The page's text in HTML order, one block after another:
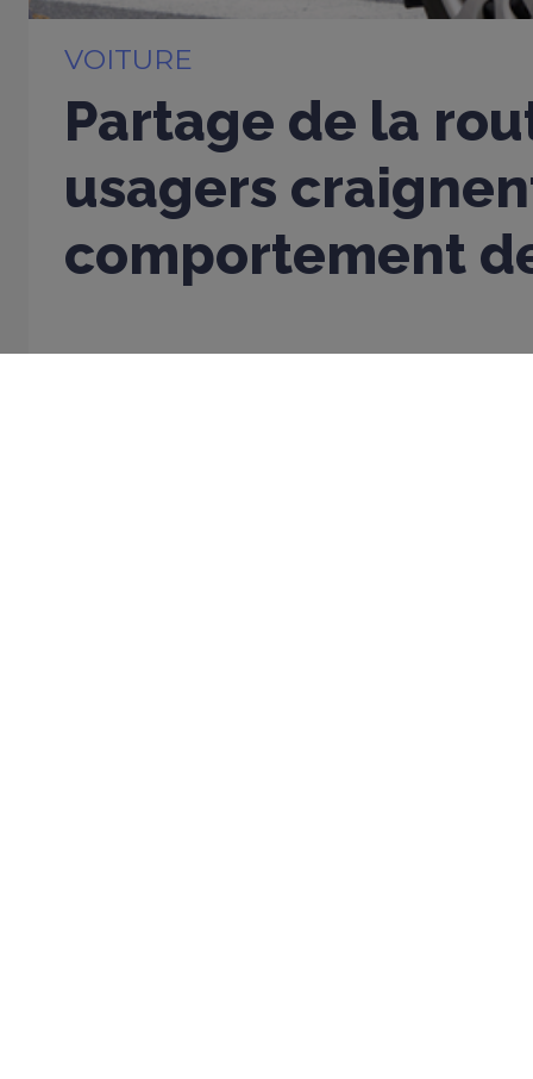
VOITURE
Partage de la
usagers
comportement